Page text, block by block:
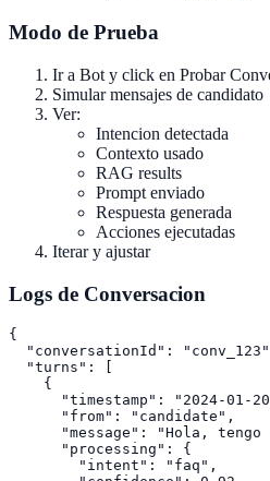
Modo de Prueba
Ir a Bot y click en Probar
Simular mensajes de candidato
Ver:
Intencion detectada
Contexto usado
RAG results
Prompt enviado
Respuesta generada
Acciones ejecutadas
Iterar y ajustar
Logs de Conversacion
{
"conversationId":
  "turns": [
    {
"timestamp": "2024-01-
      "from": "candidate",
"message": "Hola, tengo
      "processing": {
        "intent": "faq",